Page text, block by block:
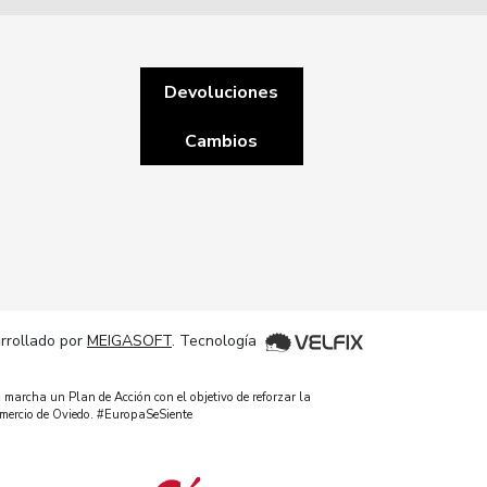
Devoluciones
Cambios
por MEIGASOFT. Tecnología
un Plan de Acción con el objetivo de reforzar la
de Oviedo. #EuropaSeSiente